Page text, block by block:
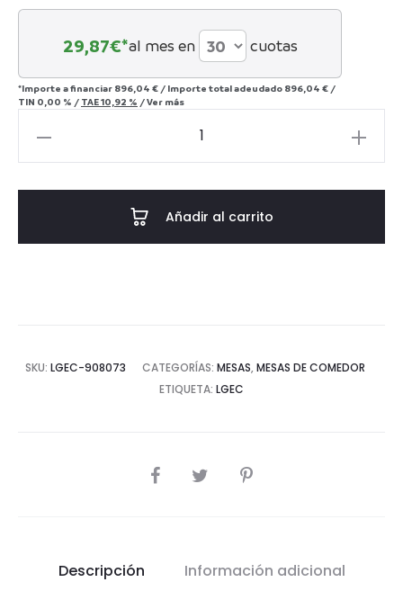
29,87€*al mes en cuotas
*Importe a financiar 896,04 € / Importe total adeudado 896,04 € /
TIN 0,00 % / TAE10,92 % /Ver más
Añadir al carrito
SKU: LGEC-908073 CATEGORÍAS: MESAS, MESAS DE COMEDOR
ETIQUETA: LGEC
COMPARTIR
Descripción Información adicional